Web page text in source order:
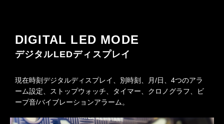
DIGITAL LED MODE
デジタルLEDディスプレイ
現在時刻デジタルディスプレイ、別時刻、月/日、4つのアラ
ーム設定、ストップウォッチ、タイマー、クロノグラフ、ビ
ープ音/バイブレーションアラーム。